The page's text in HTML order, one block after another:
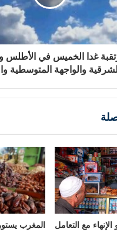
غدا الخميس في الأطلس
والواجهة المتوسطية
مع التعامل